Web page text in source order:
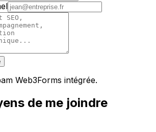
Web3Forms intégrée.
de me joindre